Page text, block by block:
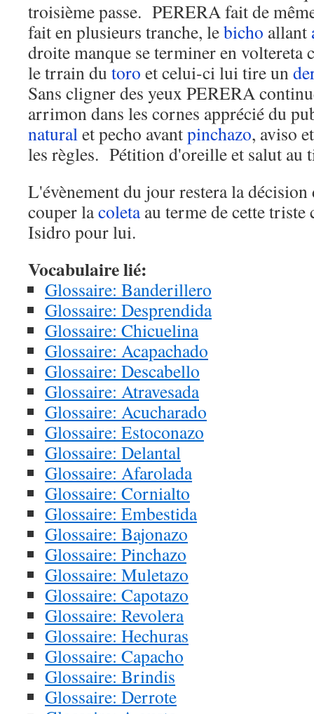
troisième passe. PERERA fait de
fait en plusieurs tranche, lebicho allant
droite manque se terminer en voltereta
le trrain du toro et celui-ci lui tire un
Sans cligner des yeux PERERA
arrimon dans les cornes apprécié du
naturalet pecho avantpinchazo, aviso
les règles. Pétition d'oreille et salut au
L'évènement du jour restera la
couper lacoletaau terme de cette triste
Isidro pour lui.
Vocabulaire lié:
Glossaire: Banderillero
Glossaire: Desprendida
Glossaire: Chicuelina
Glossaire: Acapachado
Glossaire: Descabello
Glossaire: Atravesada
Glossaire: Acucharado
Glossaire: Estoconazo
Glossaire: Delantal
Glossaire: Afarolada
Glossaire: Cornialto
Glossaire: Embestida
Glossaire: Bajonazo
Glossaire: Pinchazo
Glossaire: Muletazo
Glossaire: Capotazo
Glossaire: Revolera
Glossaire: Hechuras
Glossaire: Capacho
Glossaire: Brindis
Glossaire: Derrote